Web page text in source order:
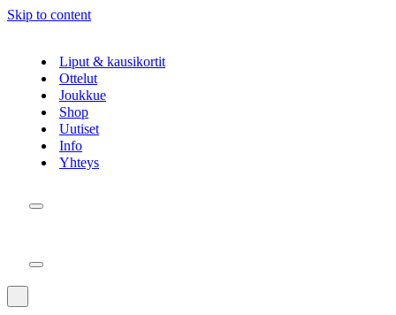
Skip to content
Liput & kausikortit
Ottelut
Joukkue
Shop
Uutiset
Info
Yhteys
Navigation
Navigation
Navigation